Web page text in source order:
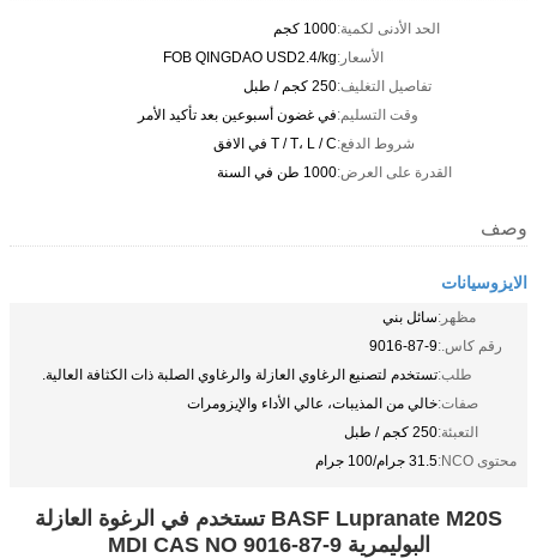
الحد الأدنى لكمية:1000 كجم
الأسعار:FOB QINGDAO USD2.4/kg
تفاصيل التغليف:250 كجم / طبل
وقت التسليم:في غضون أسبوعين بعد تأكيد الأمر
شروط الدفع:T / T، L / C في الافق
القدرة على العرض:1000 طن في السنة
وصف
الايزوسيانات
مظهر:سائل بني
رقم كاس.:9016-87-9
طلب:تستخدم لتصنيع الرغاوي العازلة والرغاوي الصلبة ذات الكثافة العالية.
صفات:خالي من المذيبات، عالي الأداء والإيزومرات
التعبئة:250 كجم / طبل
محتوى NCO:
31.5 جرام/100 جرام
BASF Lupranate M20S تستخدم في الرغوة العازلة
البوليمرية MDI CAS NO 9016-87-9